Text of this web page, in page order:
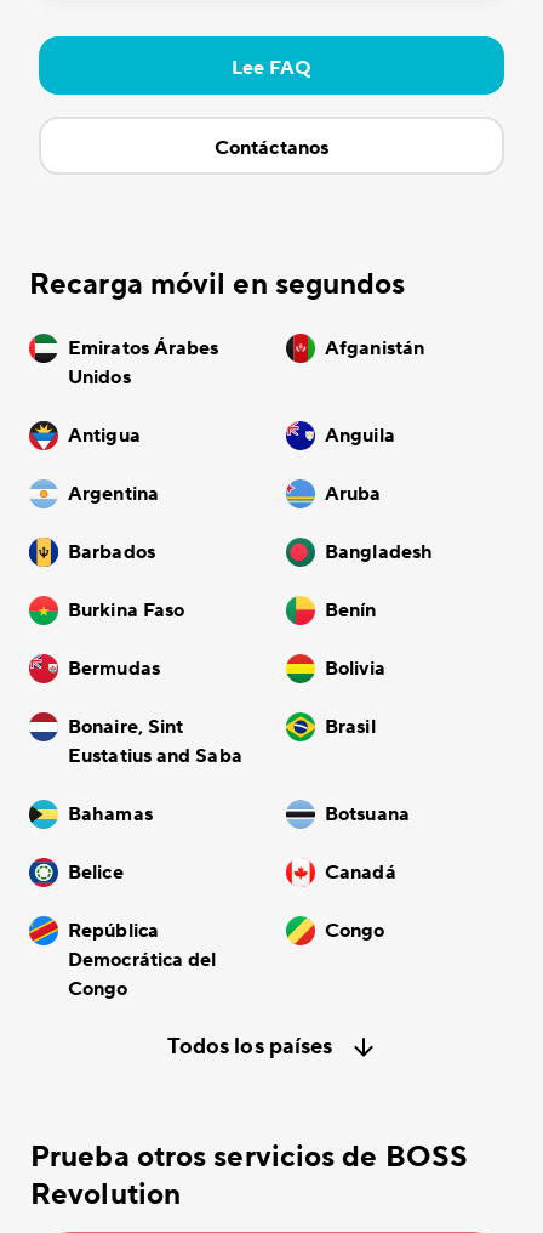
Lee FAQ
Contáctanos
Recarga móvil en segundos
Emiratos Árabes
Unidos
Afganistán
Antigua Anguila
Argentina Aruba
Barbados Bangladesh
Burkina Faso Benín
Bermudas Bolivia
Bonaire, Sint
Eustatius and Saba
Brasil
Bahamas Botsuana
Belice Canadá
República
Democrática del
Congo
Congo
Todos los países
Prueba otros servicios de BOSS
Revolution